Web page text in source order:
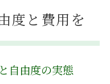
が家づくりに与える
役割を比較解説
の違いに注目
度と費用を
自由度の実態